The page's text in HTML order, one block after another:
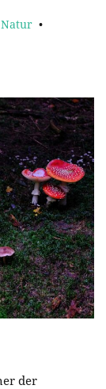
Natur
der